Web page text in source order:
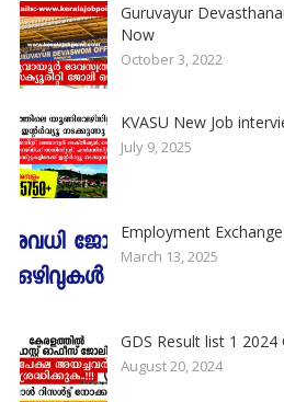
Guruvayur
Now
October 3, 2022
KVASU New Job
July 9, 2025
Employment
March 13, 2025
GDS Result list 1
August 20, 2024